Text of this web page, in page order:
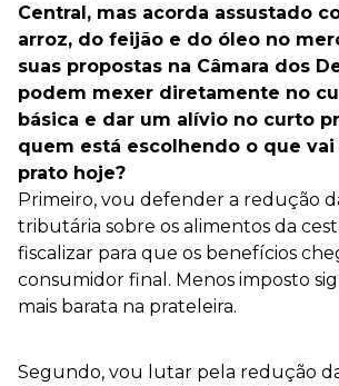
Central, mas acorda assustado
arroz, do feijão e do óleo no
suas propostas na Câmara dos
podem mexer diretamente no
básica e dar um alívio no curto
quem está escolhendo o que
prato hoje?
Primeiro, vou defender a redução
tributária sobre os alimentos da
fiscalizar para que os benefícios
consumidor final. Menos imposto
mais barata na prateleira.
Segundo, vou lutar pela redução